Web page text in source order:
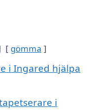
gömma
i Ingared hjälpa
i